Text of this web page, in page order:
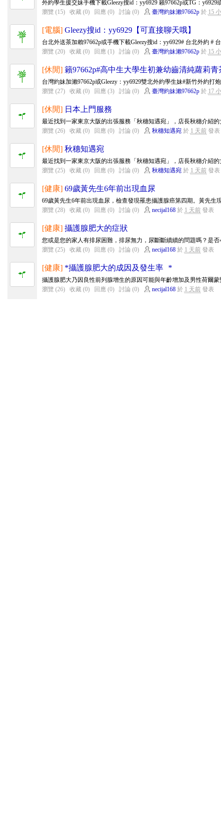
外約學生援交妹手機下載Gleezy搜id：yy6929 籟97662p或TG：y6929
瀏覽 (15)
收藏 (0) 回應 (0) 討論 (0) 臺灣約妹瀨97662p於 15
[電腦] Gleezy搜id：yy6929【可直接聊天哦】
台北外送茶加賴97662p或手機下載Gleezy搜id：yy6929# 台北外約 #
瀏覽 (20)
收藏 (0) 回應 (1) 討論 (0) 臺灣約妹瀨97662p於 15
[休閒] 籟97662p#高中生大學生初兼幼齒清純蘿莉青
台灣約妹加瀨97662p或Gleezy：yy6929雙北外約學生妹#新竹外約打
瀏覽 (27)
收藏 (0) 回應 (3) 討論 (0) 臺灣約妹瀨97662p於 17
[休閒] 日本上門服務
最近找到一家東京大阪的出張服務「秋穗知遇宛」，店長秋穗介紹
瀏覽 (26)
收藏 (0) 回應 (0) 討論 (0) 秋穗知遇宛於 1 天前發表
[休閒] 秋穗知遇宛
最近找到一家東京大阪的出張服務「秋穗知遇宛」，店長秋穗介紹
瀏覽 (25)
收藏 (0) 回應 (0) 討論 (0) 秋穗知遇宛於 1 天前發表
[健康] 69歲黃先生6年前出現血尿
69歲黃先生6年前出現血尿，檢查發現罹患攝護腺癌第四期。黃先生
瀏覽 (28)
收藏 (0) 回應 (0) 討論 (0) necijal168於 1 天前發表
[健康] 攝護腺肥大的症狀
您或是您的家人有排尿困難，排尿無力，尿斷斷續續的問題嗎？是
瀏覽 (25)
收藏 (0) 回應 (0) 討論 (0) necijal168於 1 天前發表
[健康] *攝護腺肥大的成因及發生率 *
攝護腺肥大乃因良性前列腺增生的原因可能與年齡增加及男性荷爾
瀏覽 (26)
收藏 (0) 回應 (0) 討論 (0) necijal168於 1 天前發表